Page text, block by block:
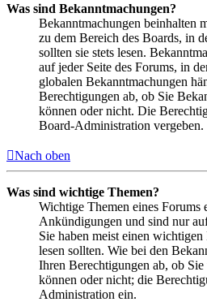
Was sind Bekanntmachungen?
Bekanntmachungen beinhalten
zu dem Bereich des Boards, in
sollten sie stets lesen.
auf jeder Seite des Forums, in
globalen Bekanntmachungen
Berechtigungen ab, ob Sie
können oder nicht. Die
Board-Administration vergeben.
Nach oben
Was sind wichtige Themen?
Wichtige Themen eines Forums
Ankündigungen und sind nur
Sie haben meist einen
lesen sollten. Wie bei den
Ihren Berechtigungen ab, ob
können oder nicht; die
Administration ein.